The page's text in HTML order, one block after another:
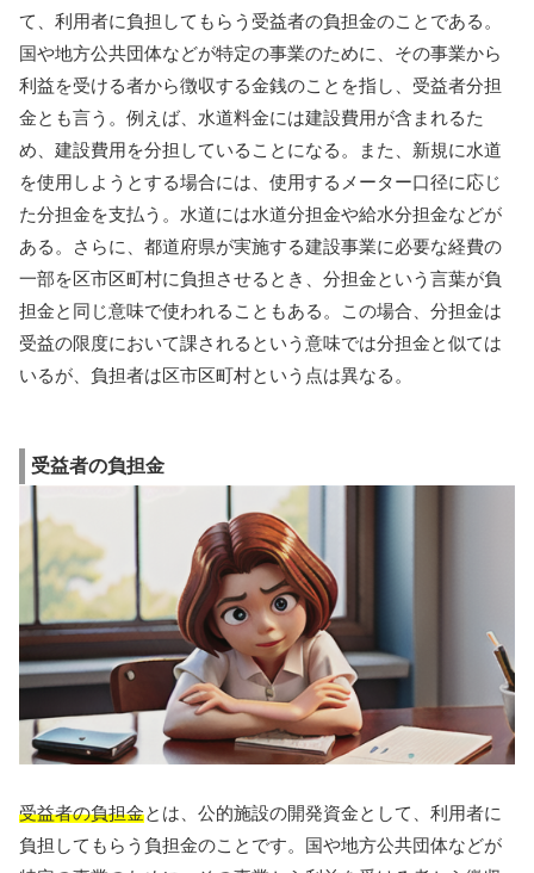
て、利用者に負担してもらう受益者の負担金のことである。
国や地方公共団体などが特定の事業のために、その事業から
利益を受ける者から徴収する金銭のことを指し、受益者分担
金とも言う。例えば、水道料金には建設費用が含まれるた
め、建設費用を分担していることになる。また、新規に水道
を使用しようとする場合には、使用するメーター口径に応じ
た分担金を支払う。水道には水道分担金や給水分担金などが
ある。さらに、都道府県が実施する建設事業に必要な経費の
一部を区市区町村に負担させるとき、分担金という言葉が負
担金と同じ意味で使われることもある。この場合、分担金は
受益の限度において課されるという意味では分担金と似ては
いるが、負担者は区市区町村という点は異なる。
受益者の負担金
受益者の負担金とは、公的施設の開発資金として、利用者に
負担してもらう負担金のことです。国や地方公共団体などが